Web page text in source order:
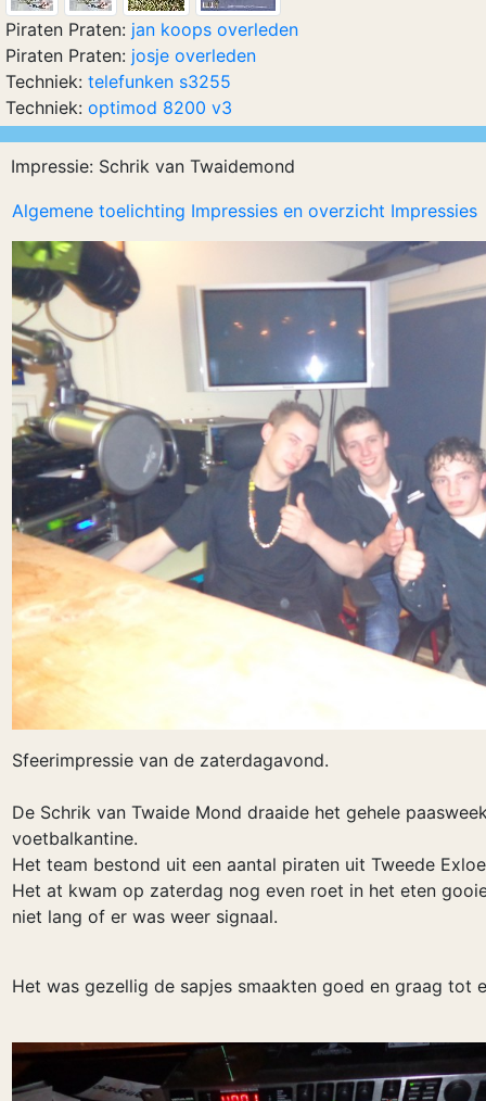
Impressie: Schrik van Twaidemond
Algemene toelichting Impressies en overzicht Impressies
Sfeerimpressie van de zaterdagavond.
De Schrik van Twaide Mond draaide het gehele
voetbalkantine.
Het team bestond uit een aantal piraten uit Tweede
Het at kwam op zaterdag nog even roet in het eten
niet lang of er was weer signaal.
Het was gezellig de sapjes smaakten goed en graag tot
Piraten Praten: jan koops overleden
Piraten Praten: josje overleden
Techniek: telefunken s3255
Techniek: optimod 8200 v3